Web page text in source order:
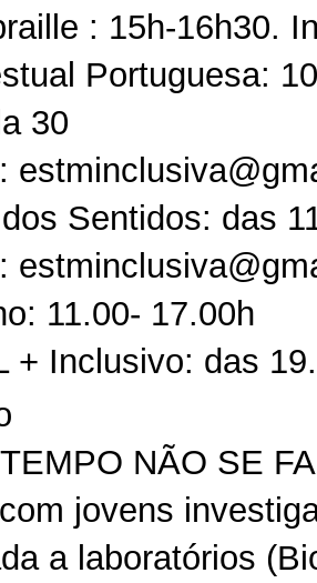
: 15h-16h30.
Portuguesa:
30
Sentidos: das
11.00- 17.00h
+ Inclusivo: das
NÃO SE
jovens
a laboratórios